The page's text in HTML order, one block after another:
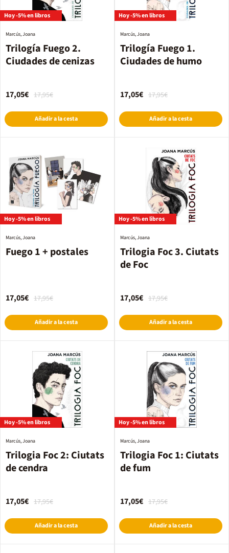
Hoy -5% en libros
Trilogía Fuego 2.
Ciudades de cenizas
Marcús, Joana
17,95€
17,05€
Añadir a la cesta
Hoy -5% en libros
Trilogía Fuego 1.
Ciudades de humo
Marcús, Joana
17,95€
17,05€
Añadir a la cesta
Hoy -5% en libros
Fuego 1 + postales
Marcús, Joana
17,95€
17,05€
Añadir a la cesta
Hoy -5% en libros
Trilogia Foc 3. Ciutats
de Foc
Marcús, Joana
17,95€
17,05€
Añadir a la cesta
Hoy -5% en libros
Trilogia Foc 2: Ciutats
de cendra
Marcús, Joana
17,95€
17,05€
Añadir a la cesta
Hoy -5% en libros
Trilogia Foc 1: Ciutats
de fum
Marcús, Joana
17,95€
17,05€
Añadir a la cesta